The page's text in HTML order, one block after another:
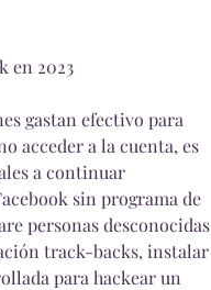
en 2023
gastan efectivo para
acceder a la cuenta, es
a continuar
sin programa de
personas desconocidas
track-backs, instalar
para hackear un